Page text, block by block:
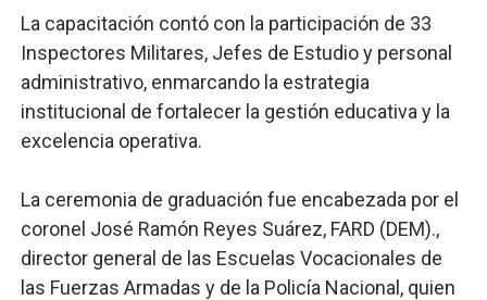
La capacitación contó con la participación de 33
Inspectores Militares, Jefes de Estudio y personal
administrativo, enmarcando la estrategia
institucional de fortalecer la gestión educativa y la
excelencia operativa.
La ceremonia de graduación fue encabezada por el
coronel José Ramón Reyes Suárez, FARD (DEM).,
director general de las Escuelas Vocacionales de
las Fuerzas Armadas y de la Policía Nacional, quien